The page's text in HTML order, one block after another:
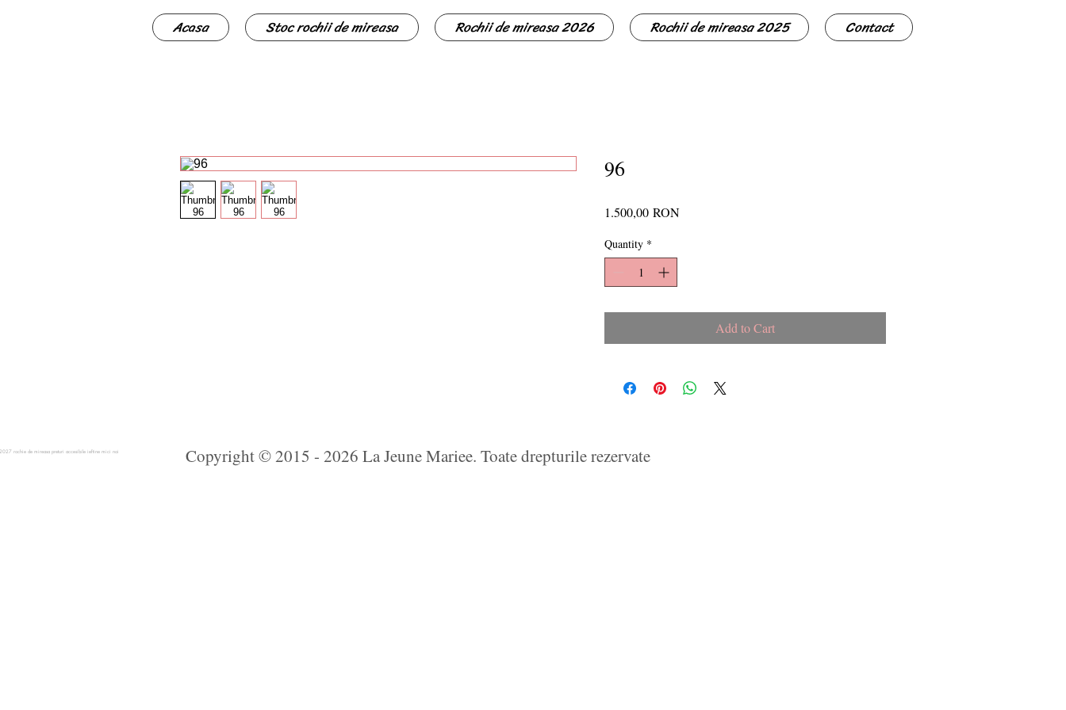
Acasa Stoc rochii de mireasa Rochii de mireasa 2026 Rochii de mireasa 2025 Contact
96
1.500,00 RONPrice
Quantity *
Add to Cart
rochie de mireasa preturi accesibile ieftine mici noi Copyright © 2015 - 2026 La Jeune Mariee. Toate drepturile rezervate